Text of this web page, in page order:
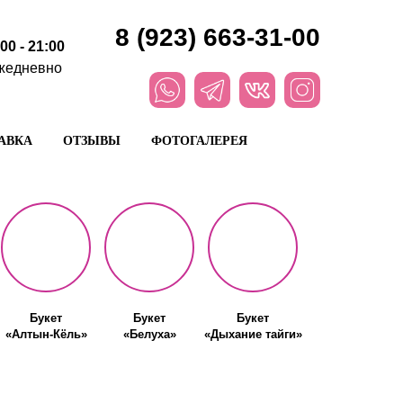
- 21:00
8 (923) 663-31-00
ОТЗЫВЫ ФОТОГАЛЕРЕЯ
Букет
«Алтын-Кёль»
Букет
«Белуха»
Букет
«Дыхание тайги»